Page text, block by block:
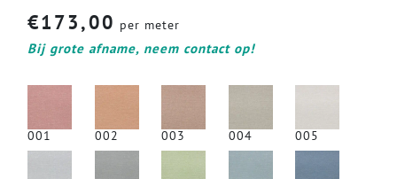
€173,00 per meter
Bij grote afname, neem contact op!
001 002 003 004 005